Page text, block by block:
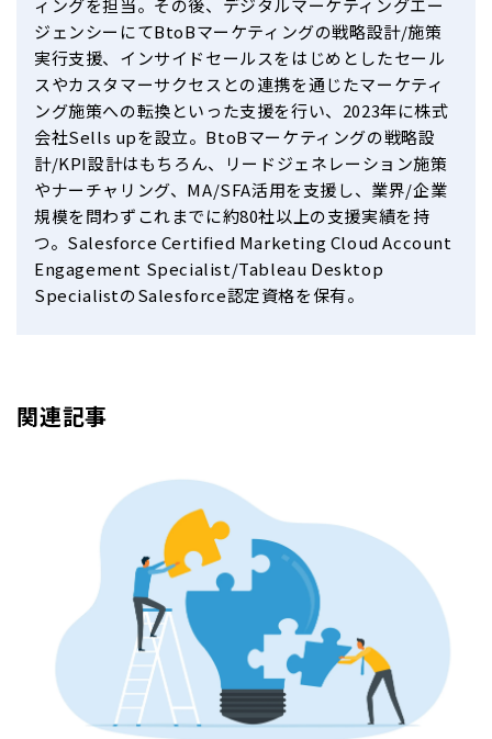
ィングを担当。その後、デジタルマーケティングエー
ジェンシーにてBtoBマーケティングの戦略設計/施策
実行支援、インサイドセールスをはじめとしたセール
スやカスタマーサクセスとの連携を通じたマーケティ
ング施策への転換といった支援を行い、2023年に株式
会社Sells upを設立。BtoBマーケティングの戦略設
計/KPI設計はもちろん、リードジェネレーション施策
やナーチャリング、MA/SFA活用を支援し、業界/企業
規模を問わずこれまでに約80社以上の支援実績を持
つ。Salesforce Certified Marketing Cloud Account
Engagement Specialist/Tableau Desktop
SpecialistのSalesforce認定資格を保有。
関連記事